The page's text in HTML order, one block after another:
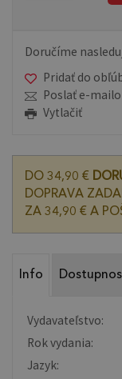
Doručíme
Pridať do
Poslať e-
Vytlačiť
DO 34,90 €
DOPRAVA
ZA 34,90 € A
Info
Vydavateľstvo:
Rok vydania:
Jazyk: